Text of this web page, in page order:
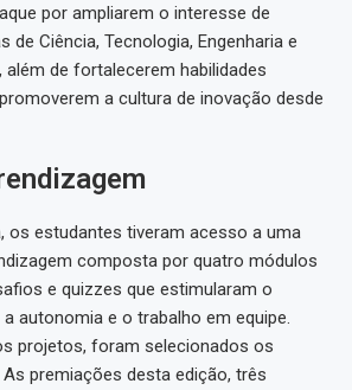
por ampliarem o interesse de
de Ciência, Tecnologia, Engenharia e
além de fortalecerem habilidades
a cultura de inovação desde
os estudantes tiveram acesso a uma
composta por quatro módulos
e quizzes que estimularam o
autonomia e o trabalho em equipe.
projetos, foram selecionados os
premiações desta edição, três